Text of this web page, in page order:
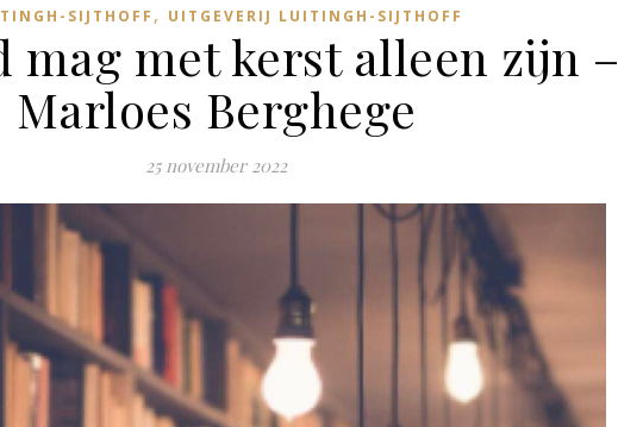
SIJTHOFF , UITGEVERIJ LUITINGH-SIJTHOFF
mag met kerst alleen zijn –
Marloes Berghege
25 november 2022